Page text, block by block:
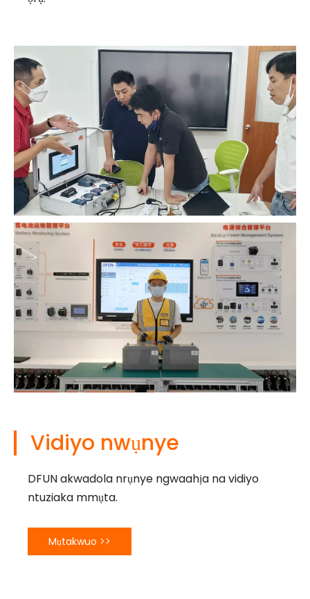
Vidiyo nwụnye
DFUN akwadola nrụnye ngwaahịa na vidiyo
ntuziaka mmụta.
Mụtakwuo >>